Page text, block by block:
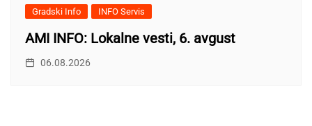
Gradski Info INFO Servis
AMI INFO: Lokalne vesti, 6. avgust
06.08.2026